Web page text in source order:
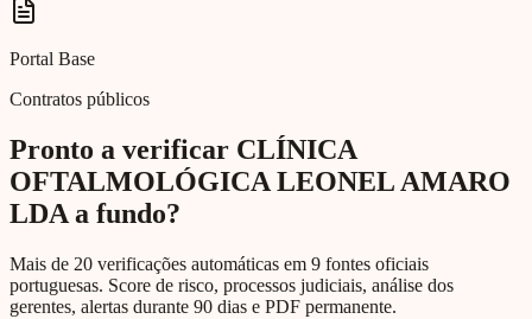
Portal Base
Contratos públicos
Pronto a verificar CLÍNICA
OFTALMOLÓGICA LEONEL AMARO
LDA a fundo?
Mais de 20 verificações automáticas em 9 fontes oficiais
portuguesas. Score de risco, processos judiciais, análise dos
gerentes, alertas durante 90 dias e PDF permanente.